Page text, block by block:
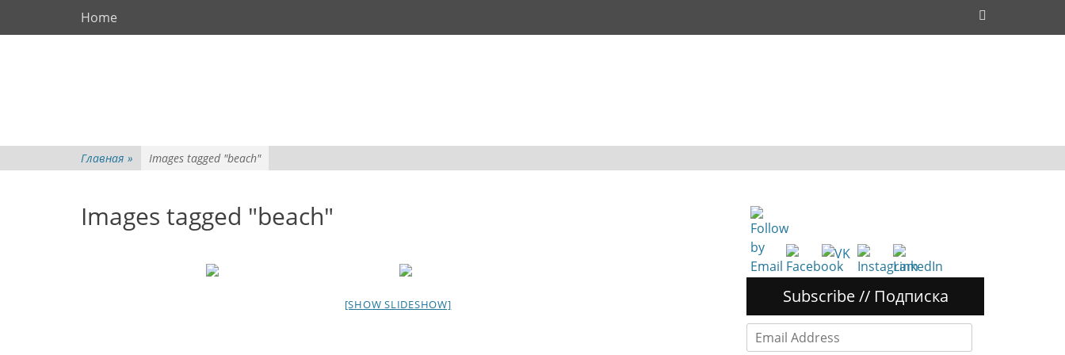
Перейти
Основное меню
Home
Главная » Images tagged "beach"
Images tagged "beach"
[SHOW SLIDESHOW] Subscribe // Подписка
Email
Address